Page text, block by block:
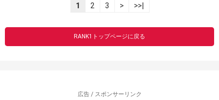
1 2 3 > >>|
RANK1トップページに戻る
広告 / スポンサーリンク